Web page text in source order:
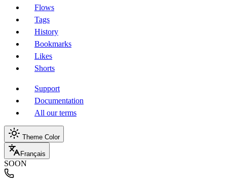
Flows
Tags
History
Bookmarks
Likes
Shorts
Support
Documentation
All our terms
Theme Color
Français
SOON